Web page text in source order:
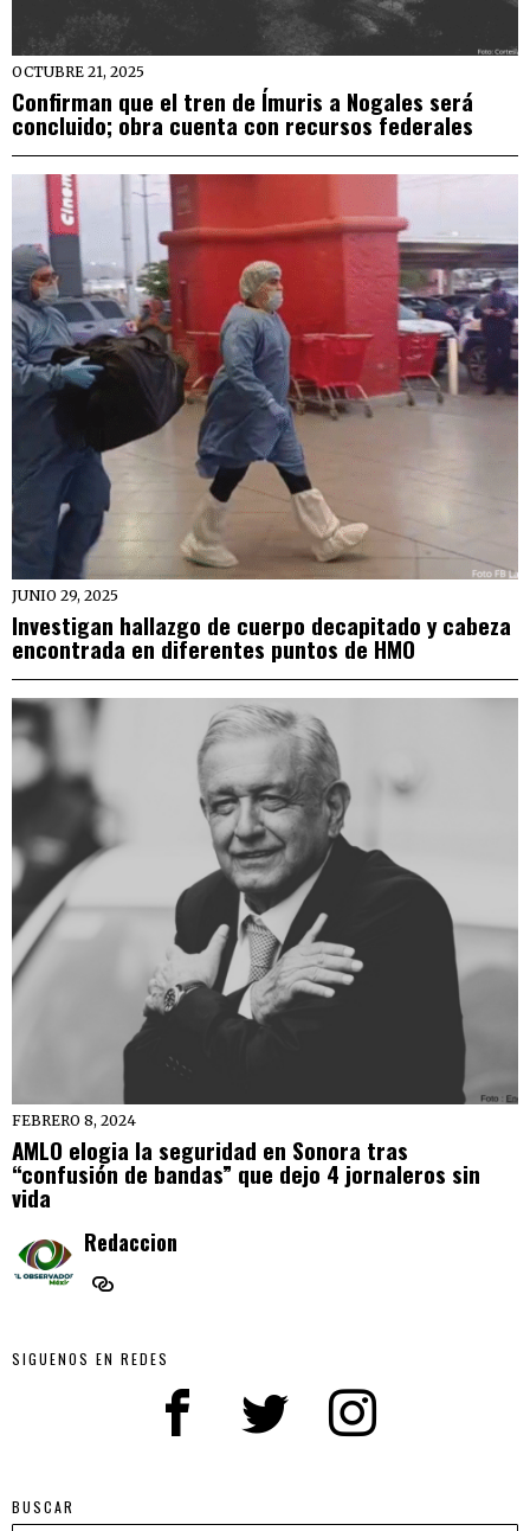
OCTUBRE 21, 2025
Confirman que el tren de Ímuris a Nogales será
concluido; obra cuenta con recursos federales
JUNIO 29, 2025
Investigan hallazgo de cuerpo decapitado y cabeza
encontrada en diferentes puntos de HMO
FEBRERO 8, 2024
AMLO elogia la seguridad en Sonora tras
“confusión de bandas” que dejo 4 jornaleros sin
vida
Redaccion
SIGUENOS EN REDES
BUSCAR